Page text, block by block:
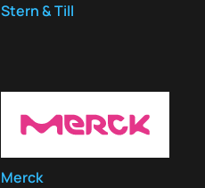
Stern & Till
Merck